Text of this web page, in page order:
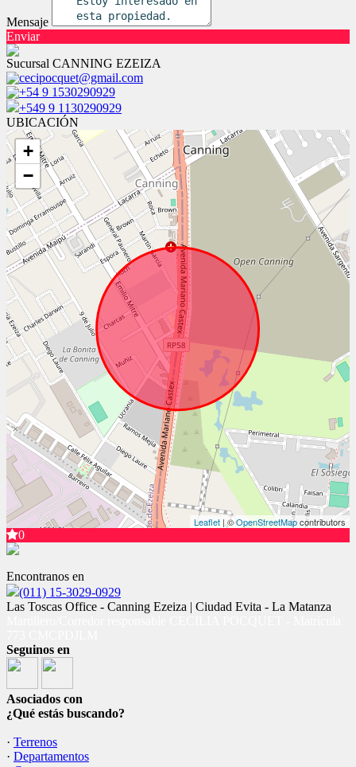
Mensaje
Enviar
Sucursal CANNING EZEIZA
cecipocquet@gmail.com
+54 9 1530290929
+549 9 1130290929
UBICACIÓN
+
−
Leaflet | ©OpenStreetMapcontributors
0
Encontranos en
(011) 15-3029-0929
Las Toscas Office - Canning Ezeiza | Ciudad Evita - La Matanza
Seguinos en
Asociados con
¿Qué estás buscando?
· Terrenos
· Departamentos